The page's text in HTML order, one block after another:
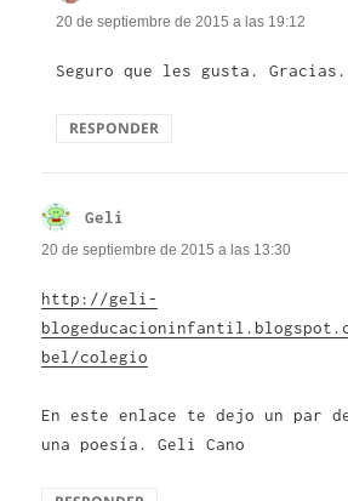
20 de septiembre de 2015 a las 19:12
Seguro que les gusta. Gracias.
RESPONDER
Geli
20 de septiembre de 2015 a las 13:30
http://geli-
bel/colegio
En este enlace te dejo un par
una poesía. Geli Cano